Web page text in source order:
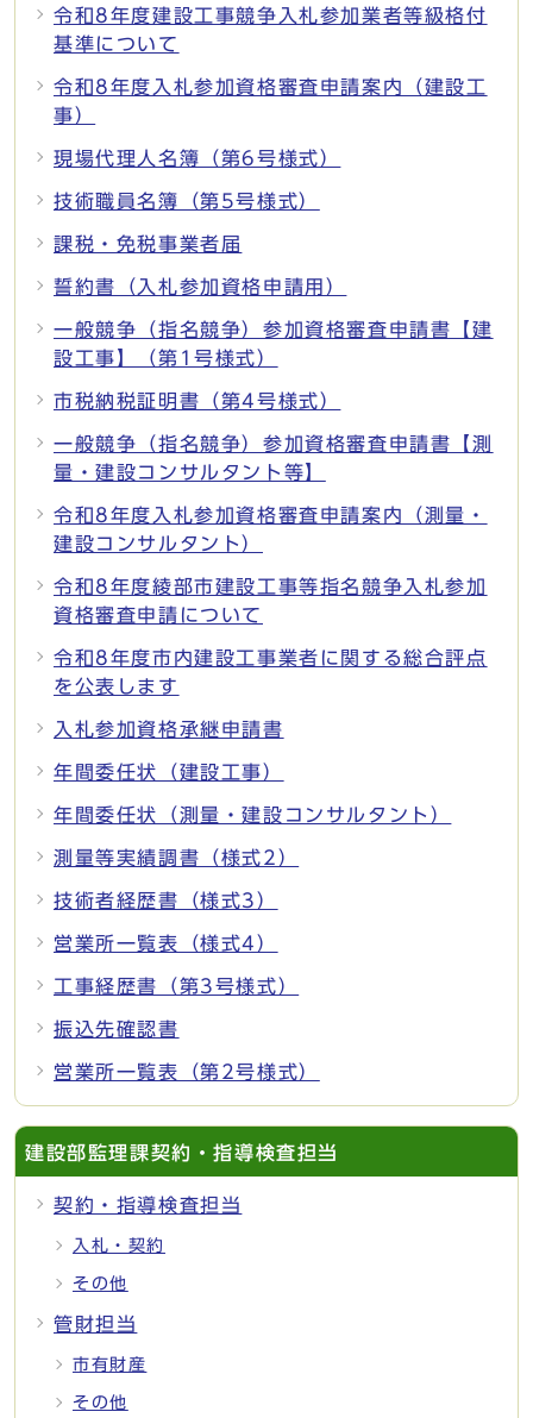
令和8年度建設工事競争入札参加業者等級格付
基準について
令和8年度入札参加資格審査申請案内（建設工
事）
現場代理人名簿（第6号様式）
技術職員名簿（第5号様式）
課税・免税事業者届
誓約書（入札参加資格申請用）
一般競争（指名競争）参加資格審査申請書【建
設工事】（第1号様式）
市税納税証明書（第4号様式）
一般競争（指名競争）参加資格審査申請書【測
量・建設コンサルタント等】
令和8年度入札参加資格審査申請案内（測量・
建設コンサルタント）
令和8年度綾部市建設工事等指名競争入札参加
資格審査申請について
令和8年度市内建設工事業者に関する総合評点
を公表します
入札参加資格承継申請書
年間委任状（建設工事）
年間委任状（測量・建設コンサルタント）
測量等実績調書（様式2）
技術者経歴書（様式3）
営業所一覧表（様式4）
工事経歴書（第3号様式）
振込先確認書
営業所一覧表（第2号様式）
建設部監理課契約・指導検査担当
契約・指導検査担当
入札・契約
その他
管財担当
市有財産
その他